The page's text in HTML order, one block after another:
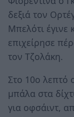
δεξιά τον
Μπελότι
επιχείρησε
τον Τζολάκη.
Στο 10ο λεπτό
μπάλα στα
για οφσάιντ,